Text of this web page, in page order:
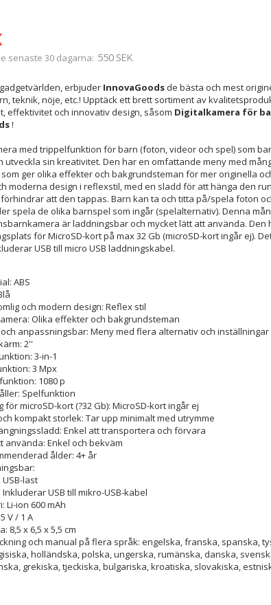
senaste 30 dagarna 550 SEK
erbjuder InnovaGoodsde bästa och mest
teknik, nöje, etc.! Upptäck ett brett sortiment av
effektivitet och innovativ design, såsom Digitalkamera för
!
med trippelfunktion för barn (foton, videor och spel) som
utveckla sin kreativitet. Den har en omfattande meny med
ger olika effekter och bakgrundsteman för mer originella
moderna design i reflexstil, med en sladd för att hänga den
att den tappas. Barn kan ta och titta på/spela foton
spela de olika barnspel som ingår (spelalternativ). Denna
är laddningsbar och mycket lätt att använda. Den
för MicroSD-kort på max 32 Gb (microSD-kort ingår ej).
USB till micro USB laddningskabel.
ABS
och modern design: Reflex stil
Olika effekter och bakgrundsteman
och anpassningsbar: Meny med flera alternativ och inställningar
2''
3-in-1
3 Mpx
1080 p
Spelfunktion
för microSD-kort (?32 Gb): MicroSD-kort ingår ej
kompakt storlek: Tar upp minimalt med utrymme
Enkel att transportera och förvara
använda: Enkel och bekväm
ålder: 4+ år
USB-last
Inkluderar USB till mikro-USB-kabel
Li-ion 600 mAh
V / 1 A
8,5 x 6,5 x 5,5 cm
och manual på flera språk: engelska, franska, spanska,
holländska, polska, ungerska, rumänska, danska,
grekiska, tjeckiska, bulgariska, kroatiska, slovakiska,